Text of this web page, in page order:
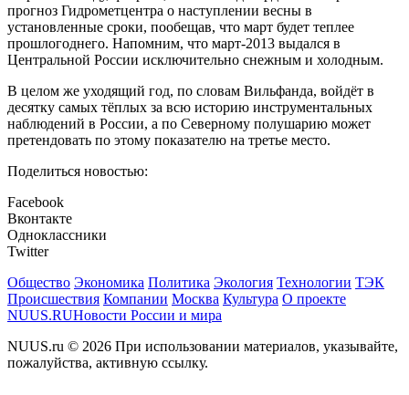
прогноз Гидрометцентра о наступлении весны в
установленные сроки, пообещав, что март будет теплее
прошлогоднего. Напомним, что март-2013 выдался в
Центральной России исключительно снежным и холодным.
В целом же уходящий год, по словам Вильфанда, войдёт в
десятку самых тёплых за всю историю инструментальных
наблюдений в России, а по Северному полушарию может
претендовать по этому показателю на третье место.
Поделиться новостью:
Facebook
Вконтакте
Одноклассники
Twitter
Общество Экономика Политика Экология Технологии ТЭК
Происшествия Компании Москва Культура О проекте
NUUS.RUНовости России и мира
NUUS.ru © 2026 При использовании материалов, указывайте,
пожалуйства, активную ссылку.